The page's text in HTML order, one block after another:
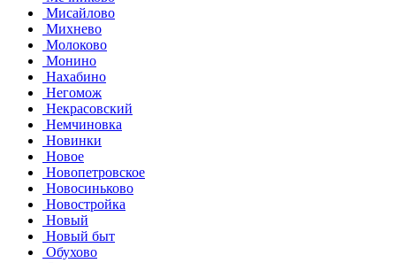
Мисайлово
Михнево
Молоково
Монино
Нахабино
Негомож
Некрасовский
Немчиновка
Новинки
Новое
Новопетровское
Новосиньково
Новостройка
Новый
Новый быт
Обухово